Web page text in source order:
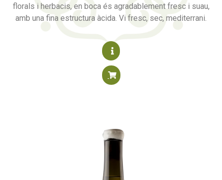
florals i herbacis, en boca és agradablement fresc i suau,
amb una fina estructura àcida. Vi fresc, sec, mediterrani.